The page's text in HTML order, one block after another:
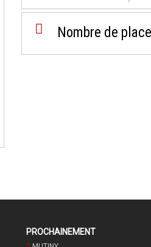
Nombre de
PROCHAINEMENT